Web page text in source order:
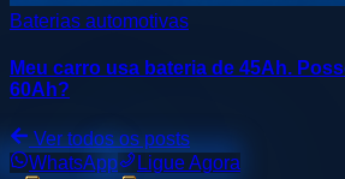
Baterias automotivas
Meu carro usa bateria de 45Ah.
60Ah?
Ver todos os posts
WhatsApp
Ligue Agora